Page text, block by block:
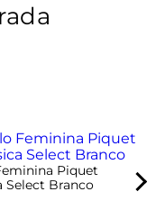
Piquet
Select Branco